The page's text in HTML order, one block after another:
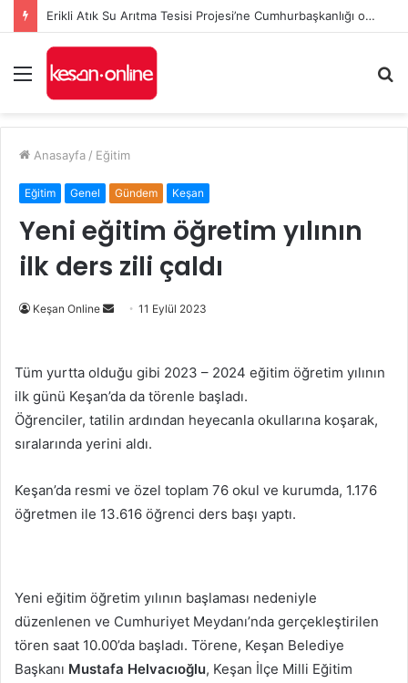
Erikli Atık Su Arıtma Tesisi Projesi’ne Cumhurbaşkanlığı onayı
Menü
...
Anasayfa / Eğitim
Eğitim Genel Gündem Keşan
Yeni eğitim öğretim yılının
ilk ders zili çaldı
Keşan Online
Bir
göndermek
11 Eylül 2023
Tüm yurtta olduğu gibi 2023 – 2024 eğitim öğretim yılının
ilk günü Keşan’da da törenle başladı.
Öğrenciler, tatilin ardından heyecanla okullarına koşarak,
sıralarında yerini aldı.
Keşan’da resmi ve özel toplam 76 okul ve kurumda, 1.176
öğretmen ile 13.616 öğrenci ders başı yaptı.
Yeni eğitim öğretim yılının başlaması nedeniyle
düzenlenen ve Cumhuriyet Meydanı’nda gerçekleştirilen
tören saat 10.00’da başladı. Törene, Keşan Belediye
Başkanı Mustafa Helvacıoğlu, Keşan İlçe Milli Eğitim